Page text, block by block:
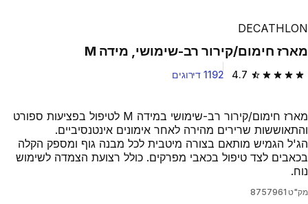
DECATHLON
מארז חימום/קירור רב-שימושי, מידה M
4.7 4.7 out of 5 stars from 1192 reviews 1192 דירוגים
מארז חימום/קירור רב-שימושי במידה M לטיפול בפציעות ספורט
והתאוששות שרירים מהירה לאחר אימונים אינטנסיביים.
הג'ל הגמיש מותאם בצורה מיטבית לכל מבנה גוף ומספק הקלה
בכאבים לצד טיפול בכאבי מפרקים. כולל רצועת הצמדה לשימוש
נוח.
מק"ט 8757961